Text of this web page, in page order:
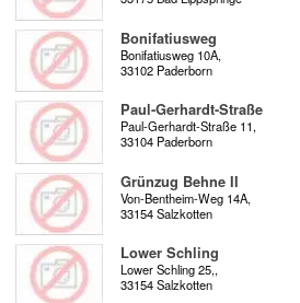
Bonifatiusweg
Bonifatiusweg 10A,
33102 Paderborn
Paul-Gerhardt-Straße
Paul-Gerhardt-Straße 11,
33104 Paderborn
Grünzug Behne II
Von-Bentheim-Weg 14A,
33154 Salzkotten
Lower Schling
Lower Schling 25,,
33154 Salzkotten